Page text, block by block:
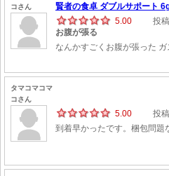
コさん
賢者の食卓 ダブルサポート
5.00
投
お腹が張る
なんかすごくお腹が張った
タマコマコマ
コさん
5.00
投
到着早かったです。梱包問題